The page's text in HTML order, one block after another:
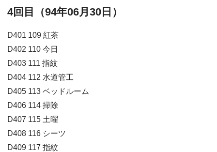
4回目（94年06月30日）
D401 109 紅茶
D402 110 今日
D403 111 指紋
D404 112 水道管工
D405 113 ベッドルーム
D406 114 掃除
D407 115 土曜
D408 116 シーツ
D409 117 指紋